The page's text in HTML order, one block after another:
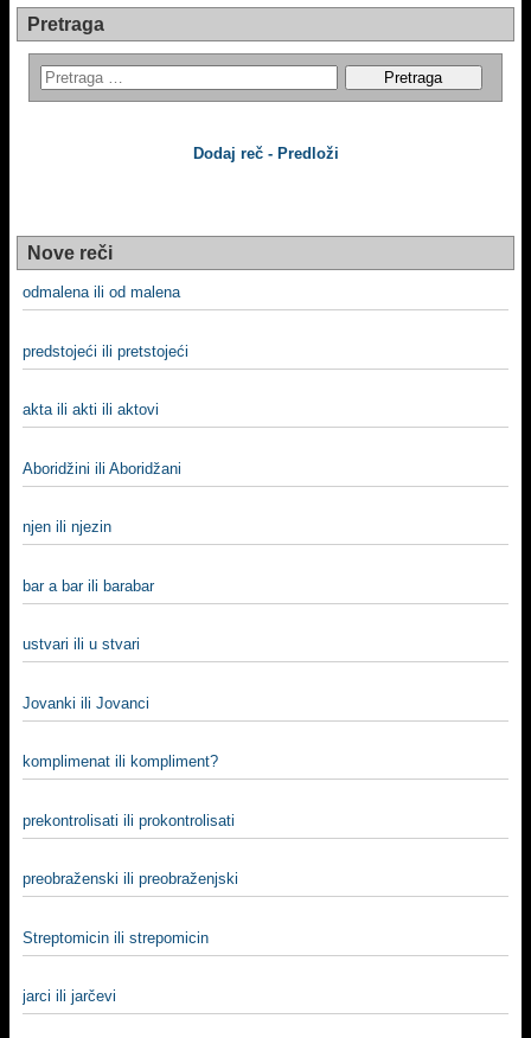
Pretraga
Dodaj reč - Predloži
Nove reči
odmalena ili od malena
predstojeći ili pretstojeći
akta ili akti ili aktovi
Aboridžini ili Aboridžani
njen ili njezin
bar a bar ili barabar
ustvari ili u stvari
Jovanki ili Jovanci
komplimenat ili kompliment?
prekontrolisati ili prokontrolisati
preobraženski ili preobraženjski
Streptomicin ili strepomicin
jarci ili jarčevi